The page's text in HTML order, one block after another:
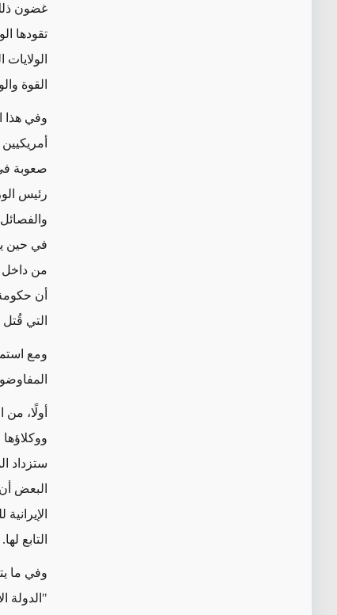
غضون
تقودها
القوة
وفي هذا
رئيس
في حين
من داخل
أن
التي
ومع
أولًا،
ستزداد
البعض
التابع لها.
وفي ما
"الدولة